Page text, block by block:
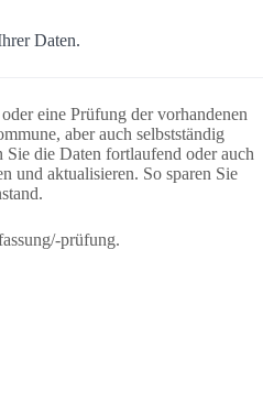
Daten.
eine Prüfung der vorhandenen
aber auch selbstständig
Sie die Daten fortlaufend oder auch
und aktualisieren. So sparen Sie
prüfung.